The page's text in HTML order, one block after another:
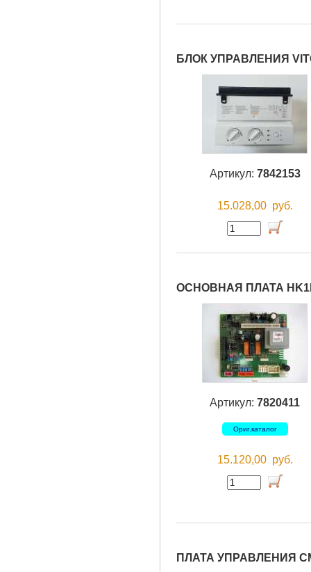
БЛОК УПРАВЛЕНИЯ
Артикул: 7842153
15.028,00 руб.
ОСНОВНАЯ ПЛАТА
Артикул: 7820411
Ориг.каталог
15.120,00 руб.
ПЛАТА УПРАВЛЕНИЯ